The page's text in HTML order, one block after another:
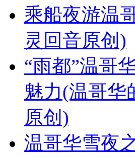
乘船夜游温
灵回音原创)
“雨都”温哥
魅力(温哥华
原创)
温哥华雪夜